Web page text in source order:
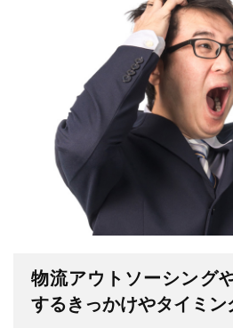
物流アウトソーシング
するきっかけやタイミン